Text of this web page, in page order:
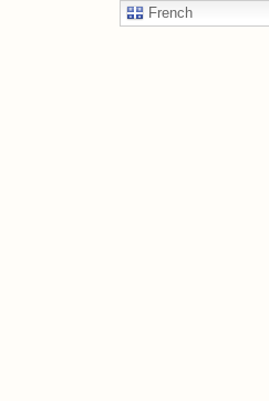
French